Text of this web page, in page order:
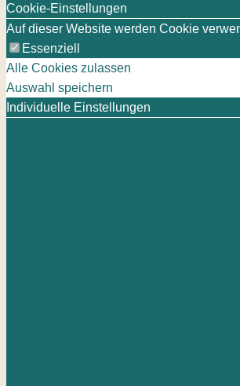
Cookie-Einstellungen
Auf dieser Website werden Cookie
Essenziell
Alle Cookies zulassen
Auswahl speichern
Individuelle Einstellungen